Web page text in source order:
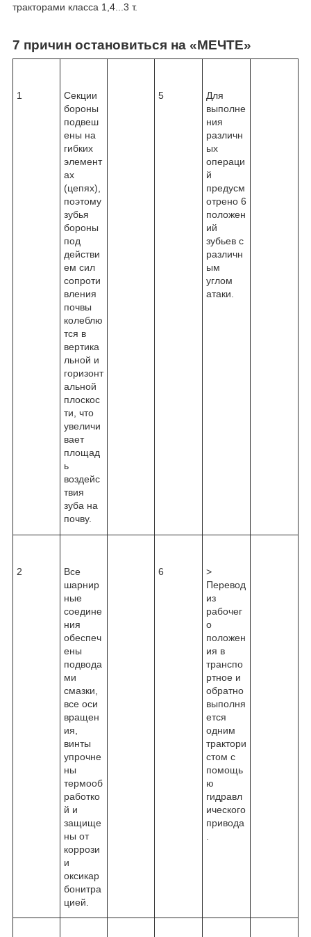
тракторами класса 1,4...3 т.
7 причин остановиться на «МЕЧТЕ»
1
Секции
бороны
подвеш
ены на
гибких
элемент
ах
(цепях),
поэтому
зубья
бороны
под
действи
ем сил
сопроти
вления
почвы
колеблю
тся в
вертика
льной и
горизонт
альной
плоскос
ти, что
увеличи
вает
площад
ь
воздейс
твия
зуба на
почву.
5
Для
выполне
ния
различн
ых
операци
й
предусм
отрено 6
положен
ий
зубьев с
различн
ым
углом
атаки.
2
Все
шарнир
ные
соедине
ния
обеспеч
ены
подвода
ми
смазки,
все оси
вращен
ия,
винты
упрочне
ны
термооб
работко
й и
защище
ны от
коррози
и
оксикар
бонитра
цией.
6
>
Перевод
из
рабочег
о
положен
ия в
транспо
ртное и
обратно
выполня
ется
одним
трактори
стом с
помощь
ю
гидравл
ического
привода